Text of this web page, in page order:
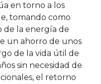
en torno a los
tomando como
de la energía de
un ahorro de unos
de la vida útil de
sin necesidad de
el retorno